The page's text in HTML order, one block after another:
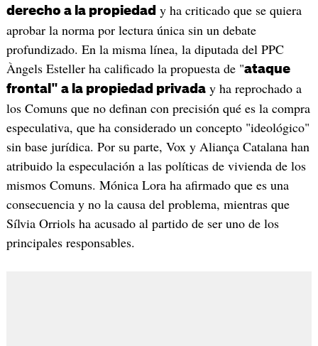
derecho a la propiedad y ha criticado que se quiera
aprobar la norma por lectura única sin un debate
profundizado. En la misma línea, la diputada del PPC
Àngels Esteller ha calificado la propuesta de "ataque
frontal" a la propiedad privaday ha reprochado a
los Comuns que no definan con precisión qué es la compra
especulativa, que ha considerado un concepto "ideológico"
sin base jurídica. Por su parte, Vox y Aliança Catalana han
atribuido la especulación a las políticas de vivienda de los
mismos Comuns. Mónica Lora ha afirmado que es una
consecuencia y no la causa del problema, mientras que
Sílvia Orriols ha acusado al partido de ser uno de los
principales responsables.